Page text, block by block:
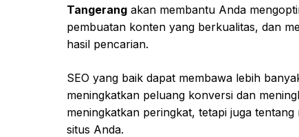
Tangerang akan membantu Anda
pembuatan konten yang berkualitas, dan
hasil pencarian.
SEO yang baik dapat membawa lebih
meningkatkan peluang konversi dan
meningkatkan peringkat, tetapi juga
situs Anda.